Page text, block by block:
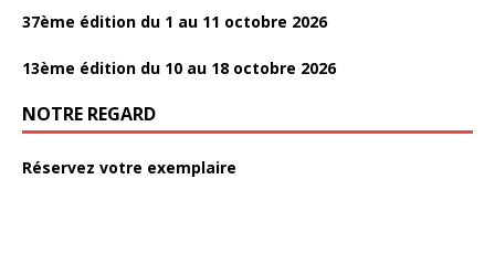
37ème édition du 1 au 11 octobre 2026
13ème édition du 10 au 18 octobre 2026
NOTRE REGARD
Réservez votre exemplaire